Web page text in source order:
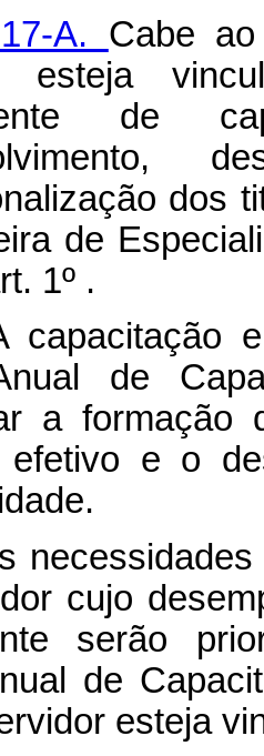
A. Cabe
esteja
de
dos
de
1º .
capacitação
de
a formação
efetivo e o
cujo
serão
de
esteja